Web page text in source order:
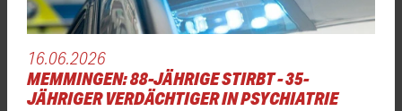
16.06.2026
MEMMINGEN: 88-JÄHRIGE STIRBT - 35-
JÄHRIGER VERDÄCHTIGER IN PSYCHIATRIE